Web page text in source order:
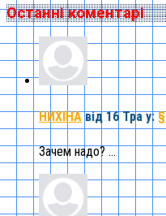
Останні коментарі
НИХІНА від 16 Трау:
Зачем надо? ...